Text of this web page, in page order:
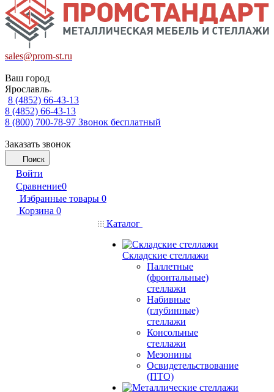
sales@prom-st.ru
Ваш город
Ярославль
8 (4852) 66-43-13
8 (4852) 66-43-13
8 (800) 700-78-97 Звонок бесплатный
Заказать звонок
Поиск
Войти
Сравнение0
Избранные товары 0
Корзина 0
Каталог
Складские стеллажи
Паллетные
(фронтальные)
стеллажи
Набивные
(глубинные)
стеллажи
Консольные
стеллажи
Мезонины
Освидетельствование
(ПТО)